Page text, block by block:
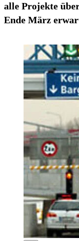
alle Projekte
Ende März